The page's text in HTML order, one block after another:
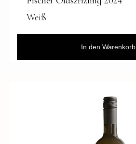
Weiß
In den Warenkorb